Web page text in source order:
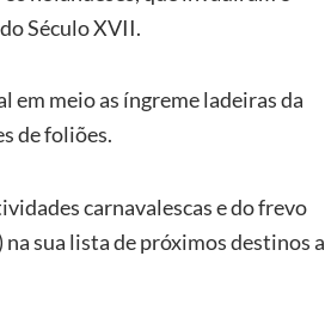
Século XVII.
em meio as íngreme ladeiras da
de foliões.
carnavalescas e do frevo
sua lista de próximos destinos a